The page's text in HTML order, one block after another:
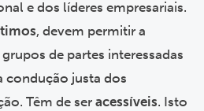
e dos líderes empresariais.
, devem permitir a
de partes interessadas
condução justa dos
Têm de ser acessíveis. Isto